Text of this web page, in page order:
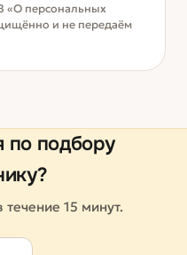
«О персональных
и не передаём
по подбору
15 минут.